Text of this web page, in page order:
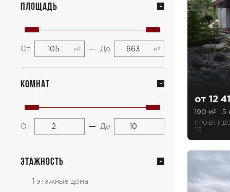
от 12
190 м 2 · 5
ПРОЕКТ
1G
Площадь
От м 2 — До м 2
Комнат
От — До
Этажность
1 этажные дома